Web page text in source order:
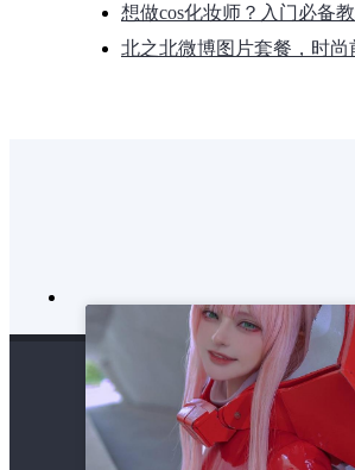
想做cos化妆师？入门必备
北之北微博图片套餐，时